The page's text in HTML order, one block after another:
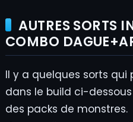
AUTRES SORTS
COMBO
Il y a quelques sorts
dans le build ci-
des packs de monstres.